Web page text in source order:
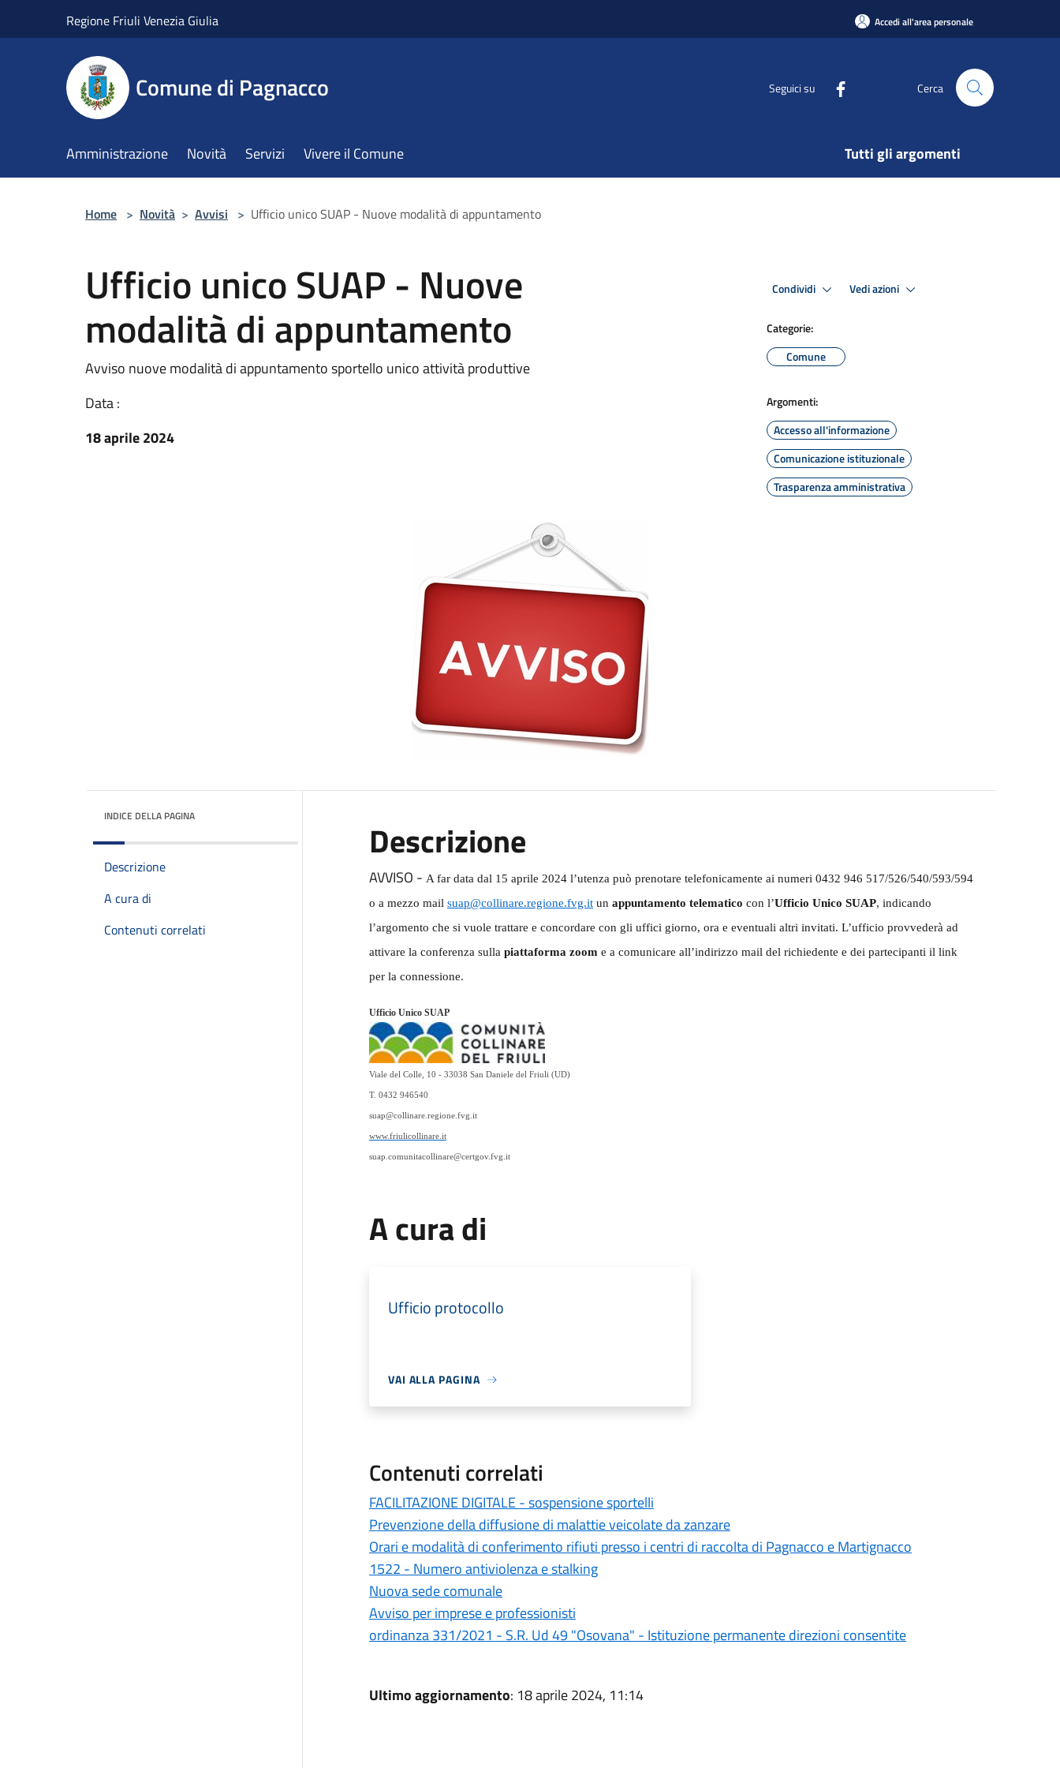
Regione Friuli Venezia Giulia Accedi all'area personale
Comune di Pagnacco Seguici su Cerca
Amministrazione Novità Servizi Vivere il Comune Tutti gli argomenti
Home > Novità > Avvisi > Ufficio unico SUAP - Nuove modalità di appuntamento
Ufficio unico SUAP - Nuove
modalità di appuntamento
Avviso nuove modalità di appuntamento sportello unico attività produttive
Data :
18 aprile 2024
Condividi Vedi azioni
Categorie:
Comune
Argomenti:
Accesso all'informazione
Comunicazione istituzionale
Trasparenza amministrativa
INDICE DELLA PAGINA
Descrizione
A cura di
Contenuti correlati
Descrizione
AVVISO - A far data dal 15 aprile 2024 l’utenza può prenotare telefonicamente ai numeri 0432 946 517/526/540/593/594
o a mezzo mail suap@collinare.regione.fvg.itun appuntamento telematico con l’Ufficio Unico SUAP, indicando
l’argomento che si vuole trattare e concordare con gli uffici giorno, ora e eventuali altri invitati. L’ufficio provvederà ad
attivare la conferenza sulla piattaforma zoom e a comunicare all’indirizzo mail del richiedente e dei partecipanti il link
per la connessione.
Ufficio Unico SUAP
Viale del Colle, 10 - 33038 San Daniele del Friuli (UD)
T. 0432 946540
suap@collinare.regione.fvg.it
www.friulicollinare.it
suap.comunitacollinare@certgov.fvg.it
A cura di
Ufficio protocollo
VAI ALLA PAGINA
Contenuti correlati
FACILITAZIONE DIGITALE - sospensione sportelli
Prevenzione della diffusione di malattie veicolate da zanzare
Orari e modalità di conferimento rifiuti presso i centri di raccolta di Pagnacco e Martignacco
1522 - Numero antiviolenza e stalking
Nuova sede comunale
Avviso per imprese e professionisti
ordinanza 331/2021 - S.R. Ud 49 "Osovana" - Istituzione permanente direzioni consentite
Ultimo aggiornamento: 18 aprile 2024, 11:14